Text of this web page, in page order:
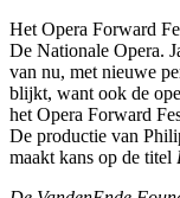
Het Opera Forward
De Nationale Opera.
van nu, met nieuwe
blijkt, want ook de
het Opera Forward
De productie van
maakt kans op de titel